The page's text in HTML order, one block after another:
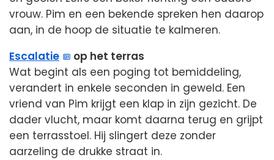
vrouw. Pim en een bekende spreken hen daarop
aan, in de hoop de situatie te kalmeren.
Escalatie
op het terras
Wat begint als een poging tot bemiddeling,
verandert in enkele seconden in geweld. Een
vriend van Pim krijgt een klap in zijn gezicht. De
dader vlucht, maar komt daarna terug en grijpt
een terrasstoel. Hij slingert deze zonder
aarzeling de drukke straat in.